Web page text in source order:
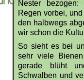
Nester
Regen vorbei,
den halbwegs
wir schon die
So sieht es bei
sehr viele
gerade blüht
Schwalben und